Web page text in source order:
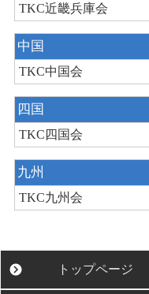
TKC近畿兵庫会
中国
TKC中国会
四国
TKC四国会
九州
TKC九州会
トップページ